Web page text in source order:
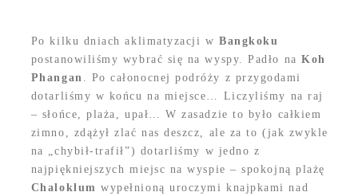
Po kilku dniach aklimatyzacji wBangkoku
postanowiliśmy wybrać się na wyspy. Padło naKoh
Phangan . Po całonocnej podróży z przygodami
dotarliśmy w końcu na miejsce… Liczyliśmy na raj
– słońce, plaża, upał… W zasadzie to było całkiem
zimno, zdążył zlać nas deszcz, ale za to (jak zwykle
na „chybił-trafił”) dotarliśmy w jedno z
najpiękniejszych miejsc na wyspie – spokojną plażę
Chaloklum wypełnioną uroczymi knajpkami nad